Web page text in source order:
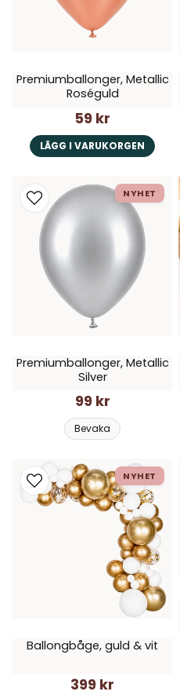
Premiumballonger, Metallic
Roséguld
59 kr
LÄGG I VARUKORGEN
Premiumballonger, Metallic
Silver
99 kr
Bevaka
NYHET
Ballongbåge, guld & vit
399 kr
NYHET